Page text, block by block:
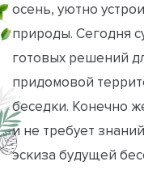
осень, уютно
природы. Сегодня
готовых решений
придомовой
беседки. Конечно
и не требует
эскиза будущей